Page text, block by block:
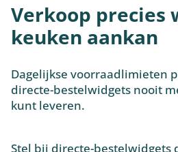
Verkoop precies
keuken aankan
Dagelijkse voorraadlimieten
directe-bestelwidgets nooit
kunt leveren.
Stel bij directe-bestelwidgets